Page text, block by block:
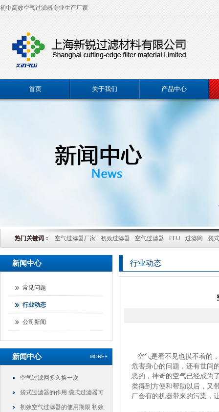
初中高效空气过滤器专业生产厂家
首页 关于我们 产品中心
热门关键词： 空气过滤器厂家 初效过滤器 空气过滤器 FFU 过滤网 袋
新闻中心
常见问题
行业动态
公司新闻
新闻中心 MORE+
空气过滤网多久换一次
袋式过滤器的作用 袋式过滤器可
以干什么
初效空气过滤器的使用期限 初效
行业动态
空气是看不见也摸不着的
危害身心的问题，还有世间
恶的，神奇的空气已经成为
类得到方便和帮助以后，又
厂会有的机器带来的污染，